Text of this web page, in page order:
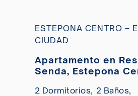
ESTEPONA CENTRO –
CIUDAD
Apartamento en
Senda, Estepona
2 Dormitorios, 2 Baños,